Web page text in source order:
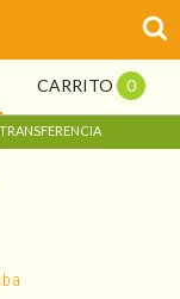
CARRITO 0